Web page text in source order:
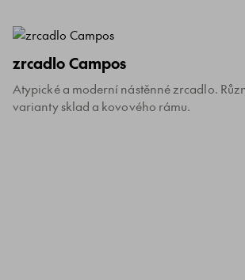
zrcadlo Campos
Atypické a moderní nástěnné zrcadlo.
varianty sklad a kovového rámu.